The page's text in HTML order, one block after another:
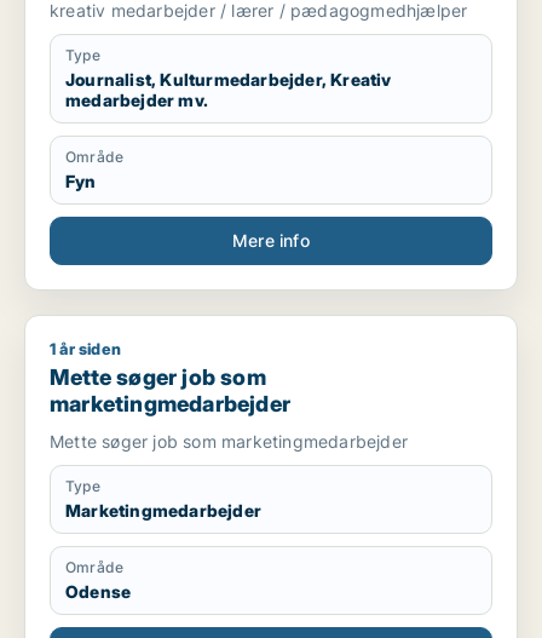
kreativ medarbejder / lærer / pædagogmedhjælper
Type
Journalist, Kulturmedarbejder, Kreativ
medarbejder mv.
Område
Fyn
Mere info
Mette søger job som marketingmedarbejder
1 år siden
Mette søger job som
marketingmedarbejder
Mette søger job som marketingmedarbejder
Type
Marketingmedarbejder
Område
Odense